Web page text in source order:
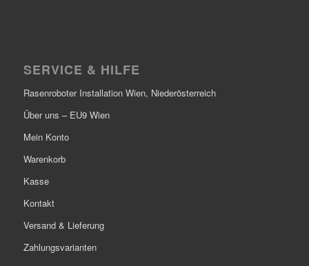
SERVICE & HILFE
Rasenroboter Installation Wien, Niederösterreich
Über uns – EU9 Wien
Mein Konto
Warenkorb
Kasse
Kontakt
Versand & Lieferung
Zahlungsvarianten